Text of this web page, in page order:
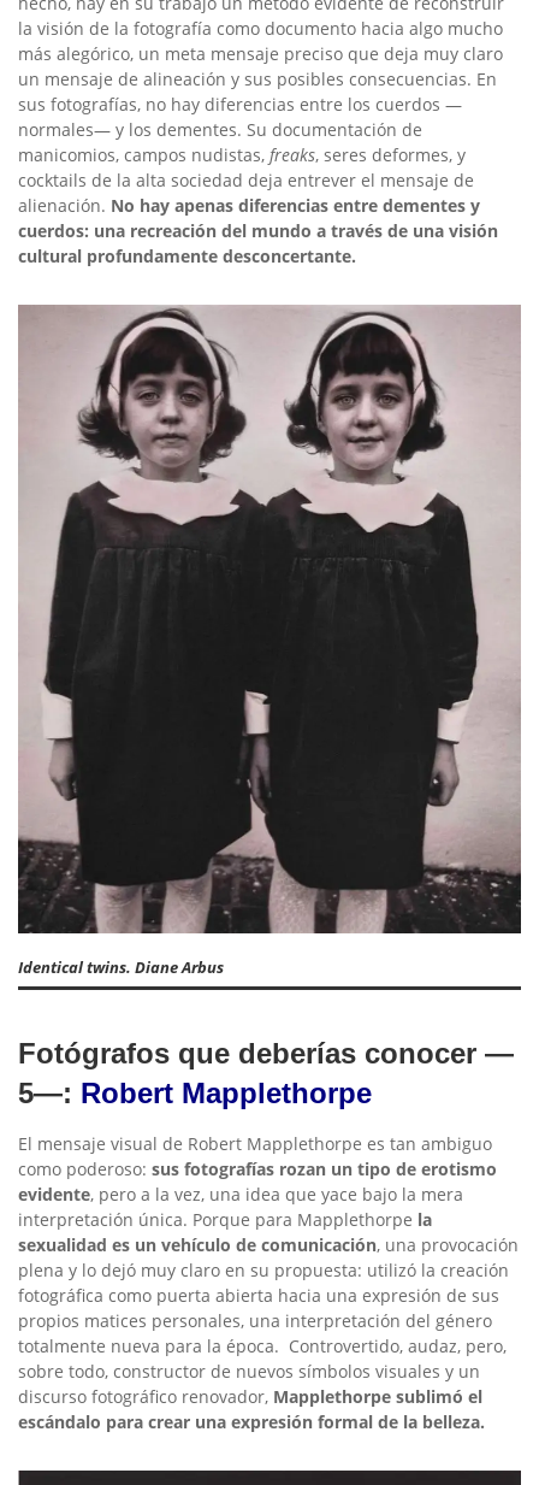
la visión de la fotografía como documento hacia algo mucho
más alegórico, un meta mensaje preciso que deja muy claro
un mensaje de alineación y sus posibles consecuencias. En
sus fotografías, no hay diferencias entre los cuerdos —
normales— y los dementes. Su documentación de
manicomios, campos nudistas, freaks, seres deformes, y
cocktails de la alta sociedad deja entrever el mensaje de
alienación. No hay apenas diferencias entre dementes y
cuerdos: una recreación del mundo a través de una visión
cultural profundamente desconcertante.
Identical twins. Diane Arbus
Fotógrafos que deberías conocer —
5—: Robert Mapplethorpe
El mensaje visual de Robert Mapplethorpe es tan ambiguo
como poderoso: sus fotografías rozan un tipo de erotismo
evidente, pero a la vez, una idea que yace bajo la mera
interpretación única. Porque para Mapplethorpe la
sexualidad es un vehículo de comunicación, una provocación
plena y lo dejó muy claro en su propuesta: utilizó la creación
fotográfica como puerta abierta hacia una expresión de sus
propios matices personales, una interpretación del género
totalmente nueva para la época. Controvertido, audaz, pero,
sobre todo, constructor de nuevos símbolos visuales y un
discurso fotográfico renovador, Mapplethorpe sublimó el
escándalo para crear una expresión formal de la belleza.